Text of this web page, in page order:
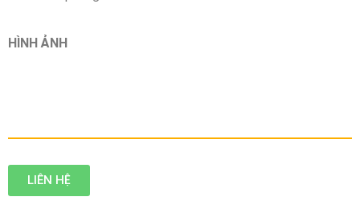
HÌNH ẢNH
LIÊN HỆ